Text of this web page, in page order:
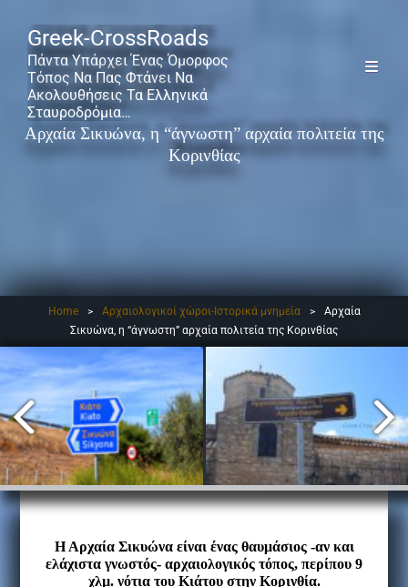
Greek-CrossRoads
Πάντα Υπάρχει Ένας Όμορφος
Τόπος Να Πας Φτάνει Να
Ακολουθήσεις Τα Ελληνικά
Σταυροδρόμια…
Αρχαία Σικυώνα, η “άγνωστη” αρχαία πολιτεία της
Κορινθίας
Home > Αρχαιολογικοί χώροι-Ιστορικά μνημεία >
Αρχαία
Σικυώνα, η “άγνωστη” αρχαία πολιτεία της Κορινθίας
Η Αρχαία Σικυώνα είναι ένας θαυμάσιος -αν και
ελάχιστα γνωστός- αρχαιολογικός τόπος, περίπου 9
χλµ. νότια του Κιάτου στην Κορινθία.